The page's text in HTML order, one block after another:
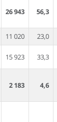
26 943 56,3
11 020 23,0
15 923 33,3
2 183 4,6